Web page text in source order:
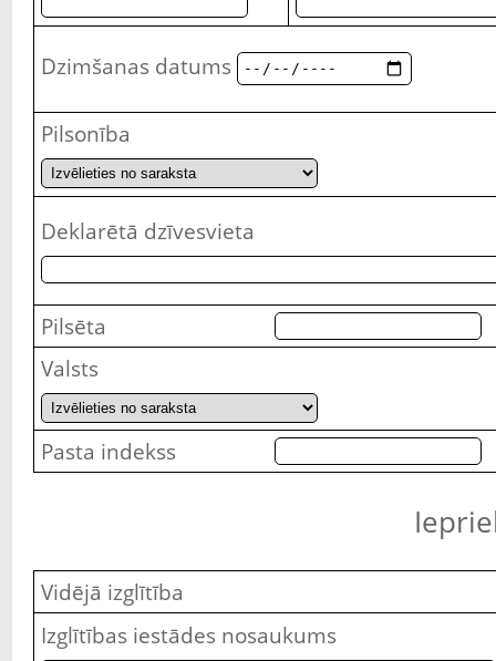
Dzimšanas datums
Pilsonība
Deklarētā dzīvesvieta
Pilsēta
Valsts
Pasta indekss
Vidējā izglītība
Izglītības iestādes nosaukums